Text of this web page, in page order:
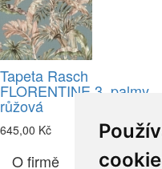
Tapeta Rasch
FLORENTINE 3, palmy
růžová
645,00 Kč
O firmě